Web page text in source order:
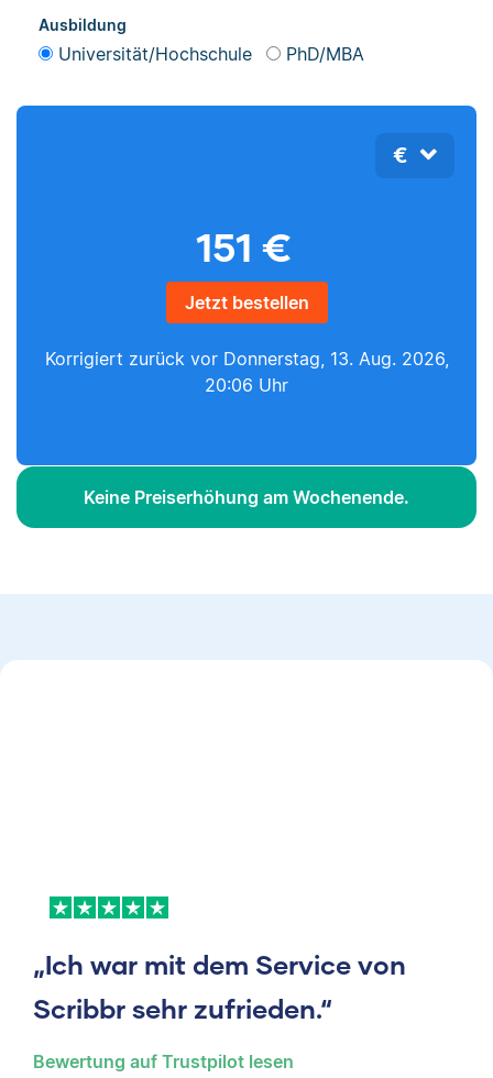
Ausbildung
Universität/Hochschule PhD/MBA
€
151 €
Jetzt bestellen
Korrigiert zurück vor Donnerstag, 13. Aug. 2026,
20:06 Uhr
Keine Preiserhöhung am Wochenende.
„Ich war mit dem Service von
Scribbr sehr zufrieden.“
Bewertung auf Trustpilot lesen